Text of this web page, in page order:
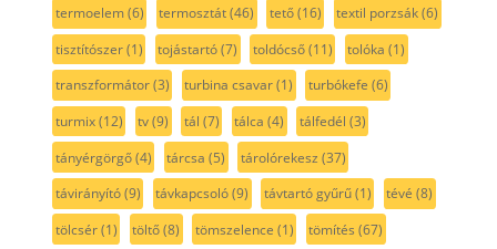
termoelem(6) termosztát(46) tető(16) textil porzsák(6)
tisztítószer(1) tojástartó(7) toldócső(11) tolóka (1)
transzformátor(3) turbina csavar(1) turbókefe (6)
turmix(12) tv(9) tál (7) tálca (4) tálfedél (3)
tányérgörgő(4) tárcsa (5) tárolórekesz (37)
távirányító(9) távkapcsoló(9) távtartó gyűrű(1) tévé (8)
tölcsér(1) töltő(8) tömszelence (1) tömítés (67)